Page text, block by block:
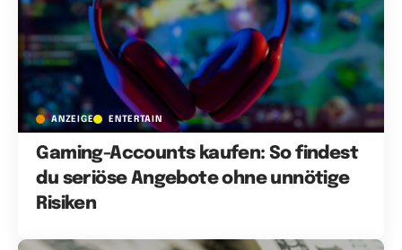
ANZEIGE ENTERTAIN
Gaming-Accounts kaufen: So findest
du seriöse Angebote ohne unnötige
Risiken